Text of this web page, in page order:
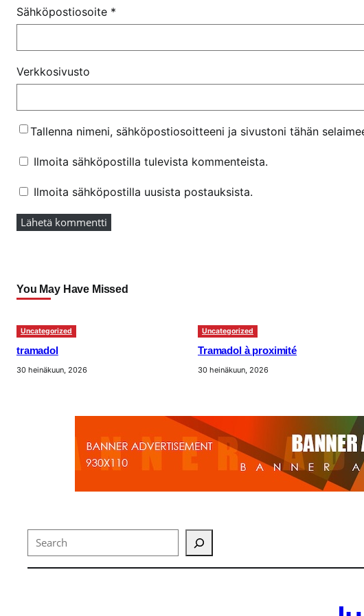
Sähköpostiosoite *
Verkkosivusto
Tallenna nimeni, sähköpostiosoitteeni ja sivustoni tähän
Ilmoita sähköpostilla tulevista kommenteista.
Ilmoita sähköpostilla uusista postauksista.
You May Have Missed
Uncategorized
tramadol
30 heinäkuun, 2026
Uncategorized
Tramadol à proximité
30 heinäkuun, 2026
Search